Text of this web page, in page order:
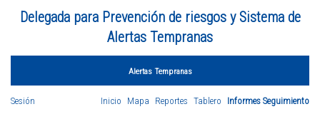
Delegada para Prevención de riesgos y Sistema de
Alertas Tempranas
Alertas Tempranas
Inicio Mapa Reportes Tablero Informes Seguimiento
Sesión